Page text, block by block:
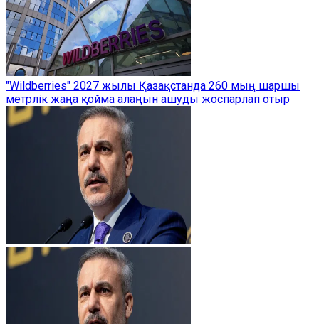
"Wildberries" 2027 жылы Қазақстанда 260 мың шаршы
метрлік жаңа қойма алаңын ашуды жоспарлап отыр